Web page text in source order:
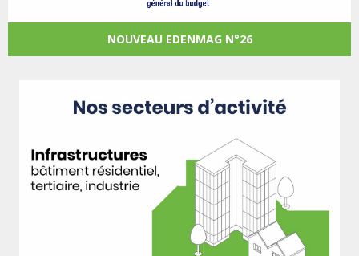
NOUVEAU EDENMAG N°26